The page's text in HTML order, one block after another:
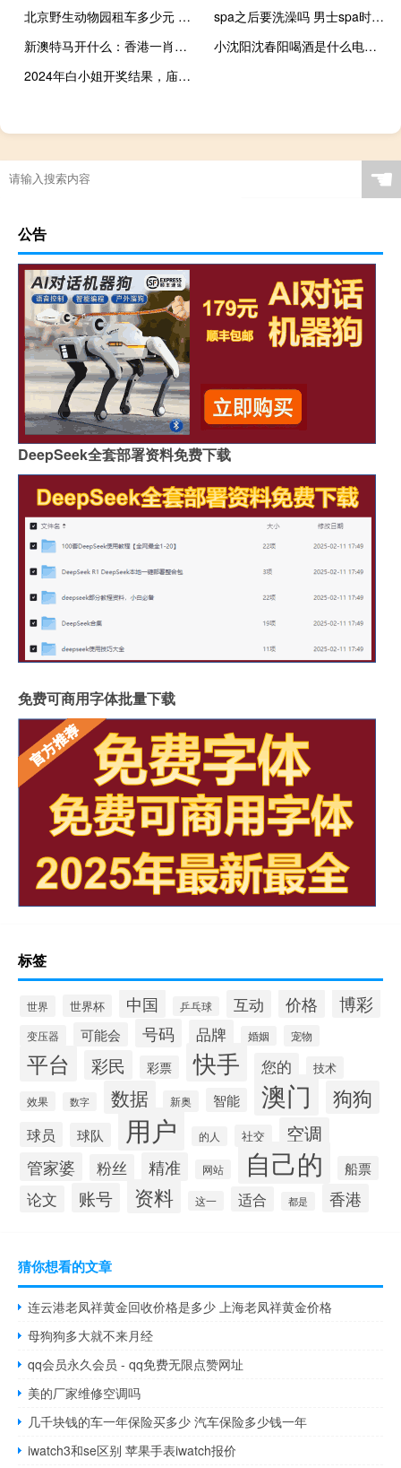
北京野生动物园租车多少元 北京租车一天多少钱
spa之后要洗澡吗 男士spa时根浴要射吗
新澳特马开什么：香港一肖一码100准确香-全面的解释解答-3043.APP.140
小沈阳沈春阳喝酒是什么电影 爱是你我小沈阳沈春阳
2024年白小姐开奖结果，庙门精选答案落实_安卓752.52
☚
公告
DeepSeek全套部署资料免费下载
免费可商用字体批量下载
标签
世界 世界杯 中国 乒乓球 互动 价格 博彩
变压器 可能会 号码 品牌 婚姻 宠物
平台 彩民 彩票 快手 您的 技术
效果 数字 数据 新奥 智能 澳门 狗狗
球员 球队 用户 的人 社交 空调
管家婆 粉丝 精准 网站 自己的 船票
论文 账号 资料 这一 适合 都是 香港
猜你想看的文章
连云港老凤祥黄金回收价格是多少 上海老凤祥黄金价格
母狗狗多大就不来月经
qq会员永久会员 - qq免费无限点赞网址
美的厂家维修空调吗
几千块钱的车一年保险买多少 汽车保险多少钱一年
iwatch3和se区别 苹果手表iwatch报价